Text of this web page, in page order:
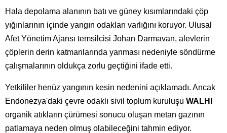
Hala depolama alanının batı ve güney kısımlarındaki çöp
yığınlarının içinde yangın odakları varlığını koruyor. Ulusal
Afet Yönetim Ajansı temsilcisi Johan Darmavan, alevlerin
çöplerin derin katmanlarında yanması nedeniyle söndürme
çalışmalarının oldukça zorlu geçtiğini ifade etti.
Yetkililer henüz yangının kesin nedenini açıklamadı. Ancak
Endonezya'daki çevre odaklı sivil toplum kuruluşu WALHI
organik atıkların çürümesi sonucu oluşan metan gazının
patlamaya neden olmuş olabileceğini tahmin ediyor.